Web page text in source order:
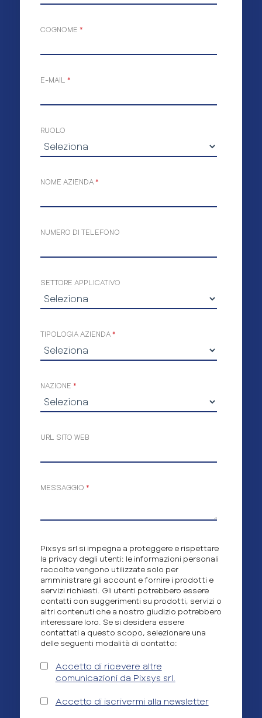
COGNOME *
E-MAIL *
RUOLO
NOME AZIENDA *
NUMERO DI TELEFONO
SETTORE APPLICATIVO
TIPOLOGIA AZIENDA *
NAZIONE *
URL SITO WEB
MESSAGGIO *
Pixsys srl si impegna a proteggere e rispettare
la privacy degli utenti: le informazioni personali
raccolte vengono utilizzate solo per
amministrare gli account e fornire i prodotti e
servizi richiesti. Gli utenti potrebbero essere
contatti con suggerimenti su prodotti, servizi o
altri contenuti che a nostro giudizio potrebbero
interessare loro. Se si desidera essere
contattati a questo scopo, selezionare una
delle seguenti modalità di contatto:
Accetto di ricevere altre
comunicazioni da Pixsys srl.
Accetto di iscrivermi alla newsletter